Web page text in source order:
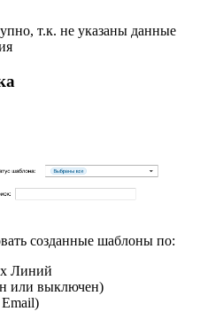
т.к. не указаны данные
созданные шаблоны по:
Линий
или выключен)